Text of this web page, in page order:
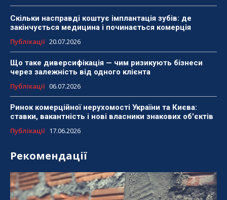
Скільки насправді коштує імплантація зубів: де
закінчується медицина і починається комерція
Публікації 20.07.2026
Що таке диверсифікація — чим ризикують бізнеси
через залежність від одного клієнта
Публікації 06.07.2026
Ринок комерційної нерухомості України та Києва:
ставки, вакантність і нові власники знакових об'єктів
Публікації 17.06.2026
Рекомендації